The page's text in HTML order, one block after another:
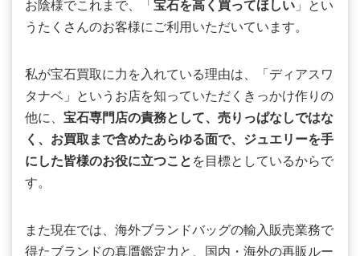
お陰様でこれまで、「 宝石を高く買ってほしい 」とい
うたくさんのお客様にご利用いただいています。
私が宝石買取に力を入れている理由は、「ディアスワ
タナベ」というお店を知っていただくきっかけ作りの
他に、 宝石専門店の責務として、売りっぱなしではな
く、お買取まで含めたあらゆる面で、ジュエリーを手
にした皆様のお役に立つこと を目標としているからで
す。
また現在では、海外ブランドバッグの輸入販売業務で
得たブランドの真贋鑑定力と、国内・海外の再販ルー